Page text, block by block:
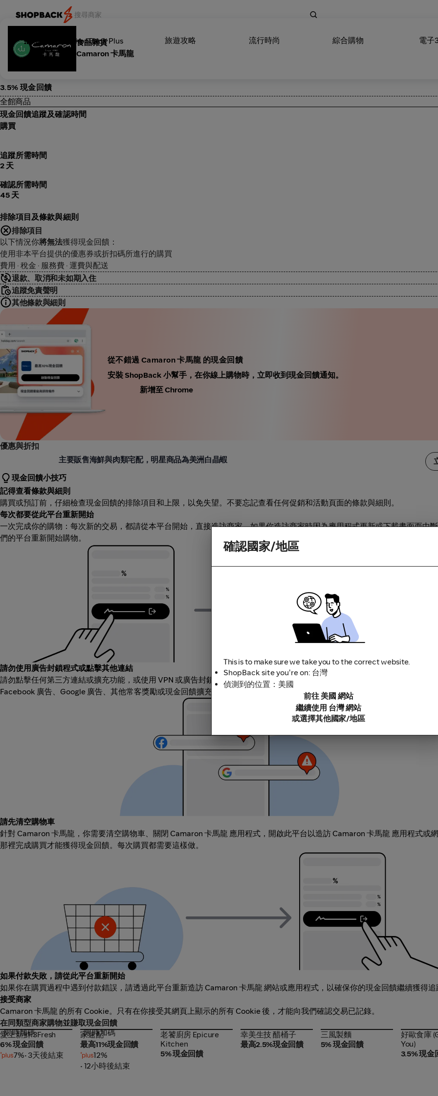
類別 ShopBack Plus 旅遊攻略 流行時尚 綜合購物 電子
食品雜貨
Camaron 卡馬龍
3.5% 現金回饋
全館商品
現金回饋追蹤及確認時間
購買
追蹤所需時間
2 天
確認所需時間
45 天
排除項目及條款與細則
排除項目
以下情況你將無法獲得現金回饋：
使用非本平台提供的優惠券或折扣碼所進行的購買
費用 · 稅金 · 服務費 · 運費與配送
退款、取消和未如期入住
追蹤免責聲明
其他條款與細則
從不錯過 Camaron 卡馬龍 的現金回饋
安裝 ShopBack 小幫手，在你線上購物時，立即收到現金回饋通知。
新增至 Chrome
優惠與折扣
主要販售海鮮與肉類宅配，明星商品為美洲白晶蝦
現金回饋小技巧
記得查看條款與細則
購買或預訂前，仔細檢查現金回饋的排除項目和上限，以免失望。不要忘記查看任何促銷和活動頁面的條款與細則。
每次都要從此平台重新開始
一次完成你的購物：每次新的交易，都請從本平台開始，直接造訪商家。如果你造訪商家時因為應用程式更新或下載畫面而中
們的平台重新開始購物。
請勿使用廣告封鎖程式或點擊其他連結
請勿點擊任何第三方連結或擴充功能，或使用 VPN 或廣告封鎖軟體，因為這些可能導致無法追蹤你的現金回饋。部分範例包括：
Facebook 廣告、Google 廣告、其他常客獎勵或現金回饋擴充功能連結。
請先清空購物車
針對 Camaron 卡馬龍，你需要清空購物車、關閉 Camaron 卡馬龍 應用程式，開啟此平台以造訪 Camaron 卡馬龍 應用程式或
那裡完成購買才能獲得現金回饋。每次購買都需要這樣做。
如果付款失敗，請從此平台重新開始
如果你在購買過程中遇到付款錯誤，請透過此平台重新造訪 Camaron 卡馬龍 網站或應用程式，以確保你的現金回饋繼續獲得追
接受商家
Camaron 卡馬龍 的所有 Cookie。只有在你接受其網頁上顯示的所有 Cookie 後，才能向我們確認交易已記錄。
在同類型商家購物並賺取現金回饋
愛上新鮮i3Fresh
限時加碼
愛上新鮮i3Fresh
6% 現金回饋
7%• 3天後結束
家速配
限時加碼
家速配
最高11%現金回饋
12%
• 12小時後結束
老饕廚房 Epicure
Kitchen
老饕廚房 Epicure
Kitchen
5% 現金回饋
幸美生技 醋桶子
幸美生技 醋桶子
最高2.5%現金回饋
三風製麵
三風製麵
5% 現金回饋
好歐食庫
Food You)
好歐食庫
You)
3.5% 現金
確認國家/地區
This is to make sure we take you to the correct website.
ShopBack site you're on: 台灣
偵測到的位置：美國
前往 美國 網站
繼續使用 台灣 網站
或選擇其他國家/地區